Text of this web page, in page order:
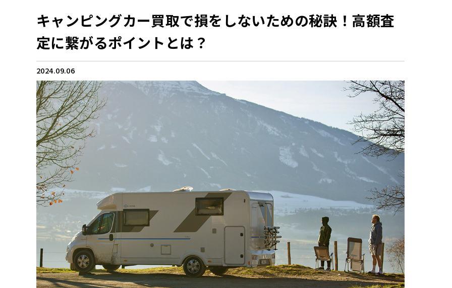
キャンピングカー買取で損をしないための秘訣！高額査
定に繋がるポイントとは？
2024.09.06